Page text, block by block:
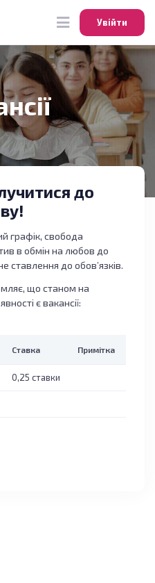
Увійти
Увійти
до
графік, свобода
в обмін на любов до
ставлення до обов’язків.
що станом на
є вакансії:
Ставка Примітка
0,25 ставки